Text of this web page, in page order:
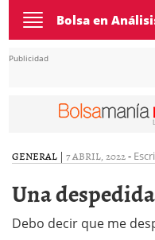
Toggle
navigation
Bolsa en
Publicidad
GENERAL | 7 ABRIL, 2022-
Una
Debo decir que me